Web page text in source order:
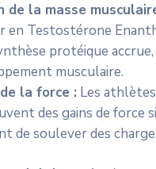
de la masse
en Testostérone
protéique
musculaire.
la force : Les athlètes
des gains de force
de soulever des